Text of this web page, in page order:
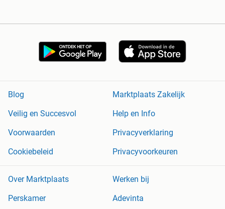
Blog
Marktplaats Zakelijk
Veilig en Succesvol
Help en Info
Voorwaarden
Privacyverklaring
Cookiebeleid
Privacyvoorkeuren
Over Marktplaats
Werken bij
Perskamer
Adevinta